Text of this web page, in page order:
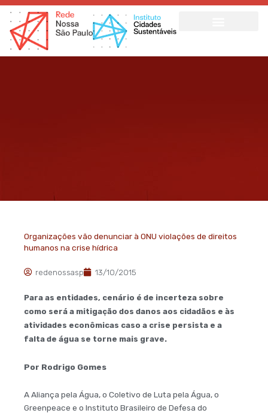
Ir
para
conteúdo
Organizações vão denunciar à ONU violações de direitos
humanos na crise hídrica
redenossasp 13/10/2015
Para as entidades, cenário é de incerteza sobre
como será a mitigação dos danos aos cidadãos e às
atividades econômicas caso a crise persista e a
falta de água se torne mais grave.
Por Rodrigo Gomes
A Aliança pela Água, o Coletivo de Luta pela Água, o
Greenpeace e o Instituto Brasileiro de Defesa do